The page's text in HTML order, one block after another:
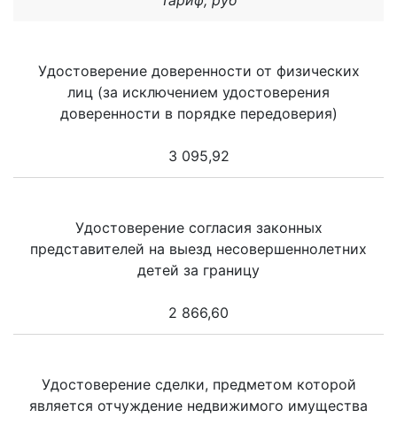
Удостоверение доверенности от физических
лиц (за исключением удостоверения
доверенности в порядке передоверия)
3 095,92
Удостоверение согласия законных
представителей на выезд несовершеннолетних
детей за границу
2 866,60
Удостоверение сделки, предметом которой
является отчуждение недвижимого имущества